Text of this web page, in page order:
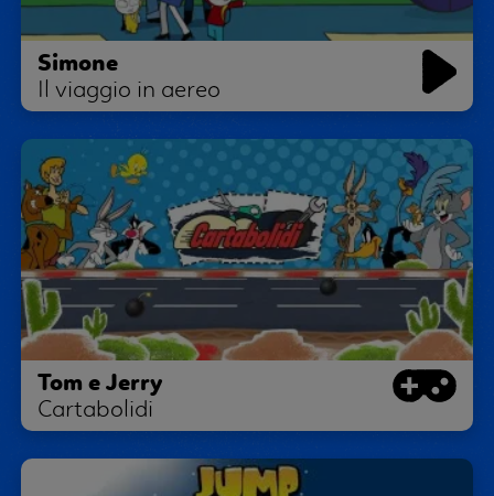
Simone
Il viaggio in aereo
Tom e Jerry
Cartabolidi